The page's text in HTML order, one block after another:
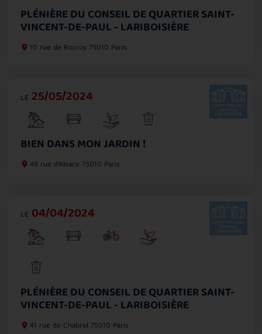
PLÉNIÈRE DU CONSEIL DE QUARTIER SAINT-
VINCENT-DE-PAUL - LARIBOISIÈRE
10 rue de Rocroy75010 Paris
LE 25/05/2024
BIEN DANS MON JARDIN !
48 rue d'Alsace 75010 Paris
LE 04/04/2024
PLÉNIÈRE DU CONSEIL DE QUARTIER SAINT-
VINCENT-DE-PAUL - LARIBOISIÈRE
41 rue de Chabrol 75010 Paris